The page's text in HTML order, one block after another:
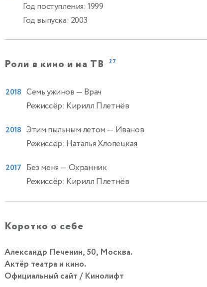
Год поступления: 1999
Год выпуска: 2003
Роли в кино и на ТВ 27
2018 Семь ужинов — Врач
Режиссёр: Кирилл Плетнёв
2018 Этим пыльным летом — Иванов
Режиссёр: Наталья Хлопецкая
2017 Без меня — Охранник
Режиссёр: Кирилл Плетнёв
Коротко о себе
Александр Печенин, 50, Москва.
Актёр театра и кино.
Официальный сайт / Кинолифт